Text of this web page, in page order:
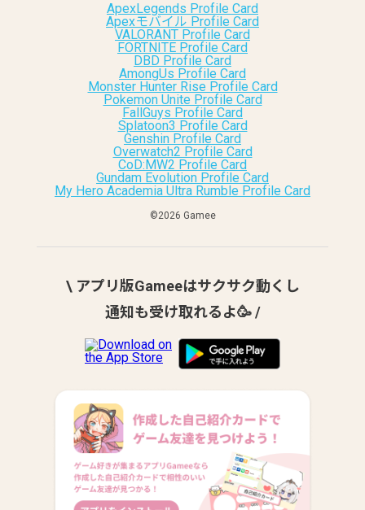
ApexLegends Profile Card
Apexモバイル Profile Card
VALORANT Profile Card
FORTNITE Profile Card
DBD Profile Card
AmongUs Profile Card
Monster Hunter Rise Profile Card
Pokemon Unite Profile Card
FallGuys Profile Card
Splatoon3 Profile Card
Genshin Profile Card
Overwatch2 Profile Card
CoD:MW2 Profile Card
Gundam Evolution Profile Card
My Hero Academia Ultra Rumble Profile Card
©︎2026 Gamee
\ アプリ版Gameeはサクサク動くし
通知も受け取れるよ🥳 /